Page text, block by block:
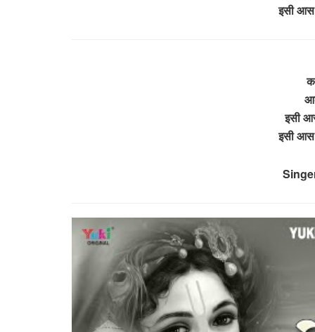
इसी आस
इसी
इसी आस